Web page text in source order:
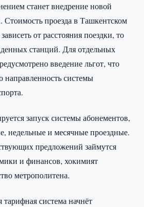
станет внедрение новой
проезда в Ташкентском
от расстояния поездки, то
станций. Для отдельных
введение льгот, что
направленность системы
запуск системы абонементов,
недельные и месячные проездные.
предложений займутся
и финансов, хокимият
метрополитена.
система начнёт